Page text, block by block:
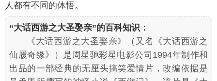
人都有不同的体悟。
“大话西游之大圣娶亲”的百科知识：
《大话西游之大圣娶亲》（ 又名《大话西游之
仙履奇缘》
）是周星驰彩星电影公司1994年制作和
出品的一部经典的无厘头搞笑爱情片，改编依据是